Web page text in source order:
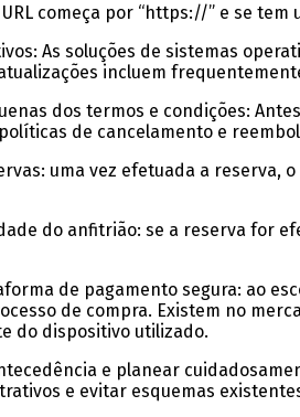
começa por “https://” e se
As soluções de sistemas
incluem
dos termos e condições:
de cancelamento e
uma vez efetuada a
do anfitrião: se a reserva for
de pagamento segura: ao
de compra. Existem no
do dispositivo utilizado.
e planear
e evitar esquemas